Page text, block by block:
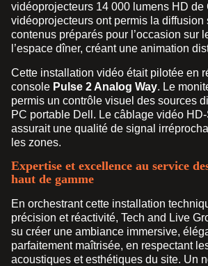
vidéoprojecteurs 14 000 lumens HD de
vidéoprojecteurs ont permis la diffusion
contenus préparés pour l’occasion sur
l’espace dîner, créant une animation
Cette installation vidéo était pilotée en
console Pulse 2 Analog Way. Le
permis un contrôle visuel des sources
PC portable Dell. Le câblage vidéo
assurait une qualité de signal
les zones.
Expertise et excellence au service
haut de gamme
En orchestrant cette installation
précision et réactivité, Tech and Live
su créer une ambiance immersive,
parfaitement maîtrisée, en respectant
acoustiques et esthétiques du site. Un